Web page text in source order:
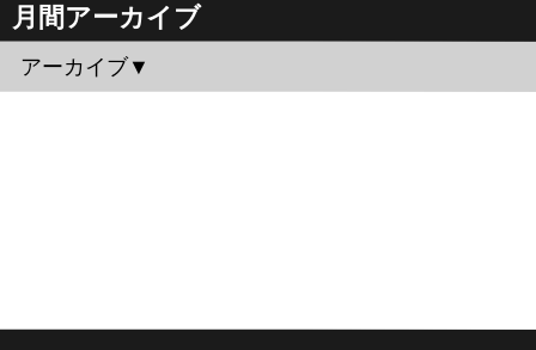
月間アーカイブ
アーカイブ▼